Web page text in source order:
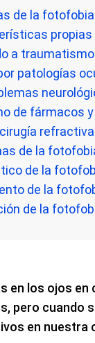
de la fotofobia
propias
a
patologías
de fármacos
refractiva
de la
de la
de la
de la
en los ojos
pero cuando
en nuestra